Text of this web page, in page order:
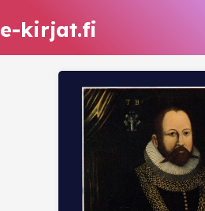
e-kirjat.fi